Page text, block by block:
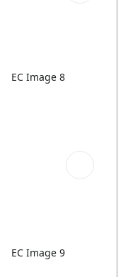
EC Image 8
EC Image 9